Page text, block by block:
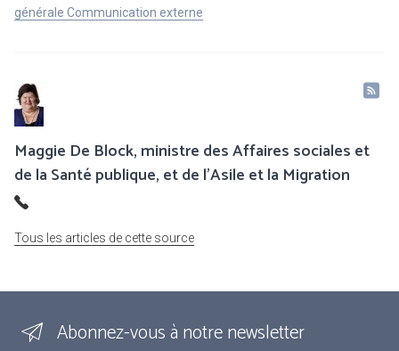
générale Communication externe
Maggie De Block, ministre des Affaires sociales et
de la Santé publique, et de l’Asile et la Migration
Tous les articles de cette source
Abonnez-vous à notre newsletter